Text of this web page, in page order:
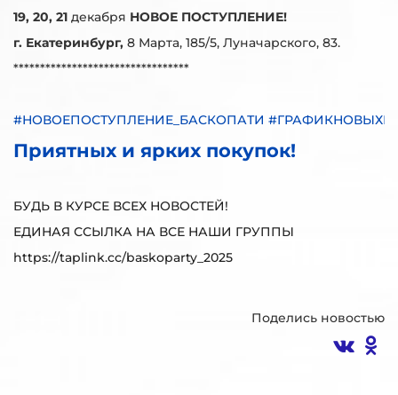
19, 20, 21 декабря НОВОЕ ПОСТУПЛЕНИЕ!
г. Екатеринбург, 8 Марта, 185/5, Луначарского, 83.
*********************************
#НОВОЕПОСТУПЛЕНИЕ_БАСКОПАТИ
Приятных и ярких покупок!
БУДЬ В КУРСЕ ВСЕХ НОВОСТЕЙ!
ЕДИНАЯ ССЫЛКА НА ВСЕ НАШИ ГРУППЫ
https://taplink.cc/baskoparty_2025
Поделись новостью